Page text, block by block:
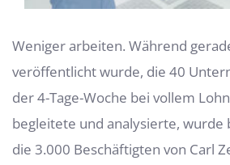
Weniger arbeiten. Während
veröffentlicht wurde, die 40
der 4-Tage-Woche bei vollem
begleitete und analysierte, wurde
die 3.000 Beschäftigten von Carl